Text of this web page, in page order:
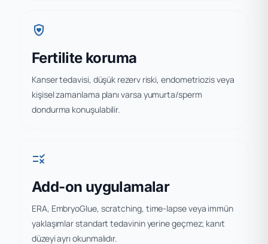
shield_with_heart
Fertilite koruma
Kanser tedavisi, düşük rezerv riski, endometriozis veya
kişisel zamanlama planı varsa yumurta/sperm
dondurma konuşulabilir.
rule
Add-on uygulamalar
ERA, EmbryoGlue, scratching, time-lapse veya immün
yaklaşımlar standart tedavinin yerine geçmez; kanıt
düzeyi ayrı okunmalıdır.